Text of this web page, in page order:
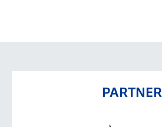
PARTNER